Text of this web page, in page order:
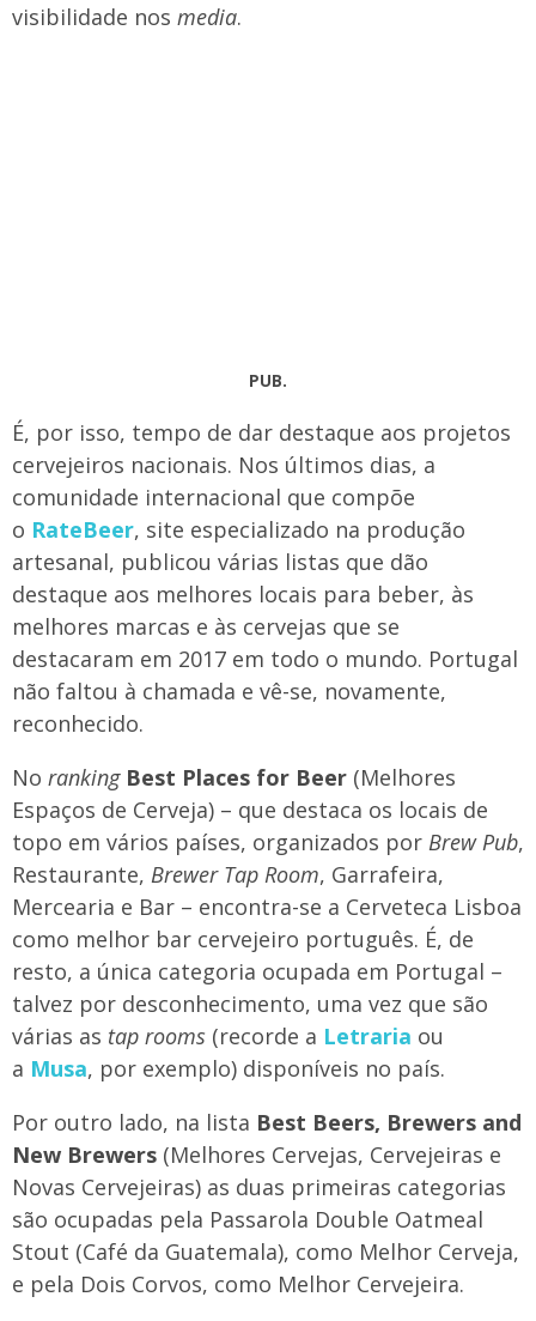
visibilidade nos media.
PUB.
​É, por isso, tempo de dar destaque aos projetos
cervejeiros nacionais. Nos últimos dias, a
comunidade internacional que compõe
o RateBeer, site especializado na produção
artesanal, publicou várias listas que dão
destaque aos melhores locais para beber, às
melhores marcas e às cervejas que se
destacaram em 2017 em todo o mundo. Portugal
não faltou à chamada e vê-se, novamente,
reconhecido.
No ranking Best Places for Beer (Melhores
Espaços de Cerveja) – que destaca os locais de
topo em vários países, organizados por Brew Pub,
Restaurante, Brewer Tap Room, Garrafeira,
Mercearia e Bar – encontra-se a Cerveteca Lisboa
como melhor bar cervejeiro português. É, de
resto, a única categoria ocupada em Portugal –
talvez por desconhecimento, uma vez que são
várias as tap rooms (recorde a Letraria ou
a Musa, por exemplo) disponíveis no país.
Por outro lado, na lista Best Beers, Brewers and
New Brewers (Melhores Cervejas, Cervejeiras e
Novas Cervejeiras) as duas primeiras categorias
são ocupadas pela Passarola Double Oatmeal
Stout (Café da Guatemala), como Melhor Cerveja,
e pela Dois Corvos, como Melhor Cervejeira.